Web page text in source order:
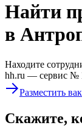
Найти
в
Находите
hh.ru — сервис №
Разместить
Скажите,